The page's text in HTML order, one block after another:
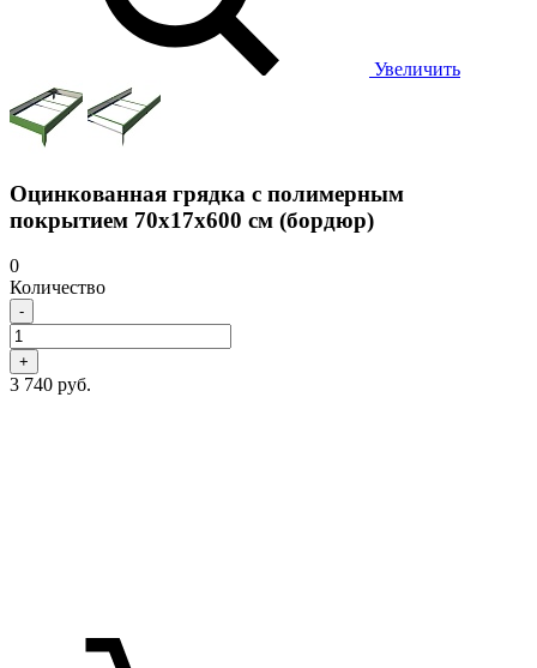
Увеличить
Оцинкованная грядка с полимерным
покрытием 70х17х600 см (бордюр)
0
Количество
-
+
3 740 руб.